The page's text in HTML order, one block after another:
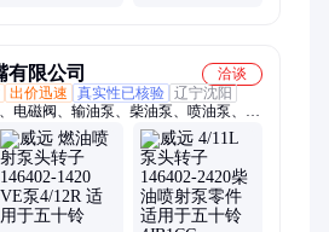
有限公司
洽谈
出价迅速 真实性已核验 辽宁沈阳
电磁阀、输油泵、柴油泵、喷油泵、燃
密封圈、喷油器、洋马泵、发动机、挖
凸轮环、大修包、阀组件、喷油嘴、油
弹簧、共轨油嘴、铲车配件